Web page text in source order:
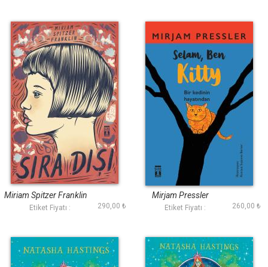
Sıra Dışı
Miriam Spitzer Franklin
Etiket Fiyatı : 290,00 ₺
Selam Ben Kitty
Mirjam Pressler
Etiket Fiyatı : 260,00 ₺